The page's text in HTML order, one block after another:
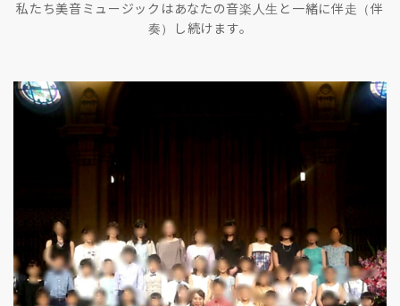
私たち美音ミュージックはあなたの音楽人生と一緒に伴走（伴
奏）し続けます。